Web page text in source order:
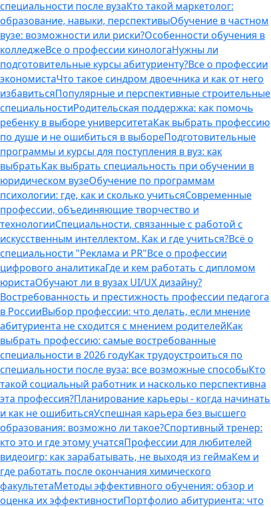
специальности после вузаКто такой маркетолог:
образование, навыки, перспективыОбучение в частном
вузе: возможности или риски?Особенности обучения в
колледжеВсе о профессии кинологаНужны ли
подготовительные курсы абитуриенту?Все о профессии
экономистаЧто такое синдром двоечника и как от него
избавитьсяПопулярные и перспективные строительные
специальностиРодительская поддержка: как помочь
ребенку в выборе университетаКак выбрать профессию
по душе и не ошибиться в выбореПодготовительные
программы и курсы для поступления в вуз: как
выбратьКак выбрать специальность при обучении в
юридическом вузеОбучение по программам
психологии: где, как и сколько учитьсяСовременные
профессии, объединяющие творчество и
технологииСпециальности, связанные с работой с
искусственным интеллектом. Как и где учиться?Всё о
специальности "Реклама и PR"Все о профессии
цифрового аналитикаГде и кем работать с дипломом
юристаОбучают ли в вузах UI/UX дизайну?
Востребованность и престижность профессии педагога
в РоссииВыбор профессии: что делать, если мнение
абитуриента не сходится с мнением родителейКак
выбрать профессию: самые востребованные
специальности в 2026 годуКак трудоустроиться по
специальности после вуза: все возможные способыКто
такой социальный работник и насколько перспективна
эта профессия?Планирование карьеры - когда начинать
и как не ошибитьсяУспешная карьера без высшего
образования: возможно ли такое?Спортивный тренер:
кто это и где этому учатсяПрофессии для любителей
видеоигр: как зарабатывать, не выходя из геймаКем и
где работать после окончания химического
факультетаМетоды эффективного обучения: обзор и
оценка их эффективностиПортфолио абитуриента: что